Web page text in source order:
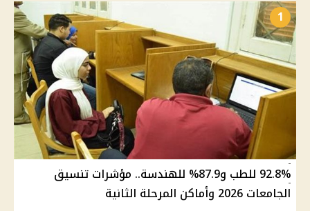
1
92.8% للطب و87.9% للهندسة.. مؤشرات تنسيق
الجامعات 2026 وأماكن المرحلة الثانية